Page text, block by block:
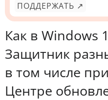
ПОДДЕРЖАТЬ ↗
Как в Windows
Защитник
в том числе
Центре